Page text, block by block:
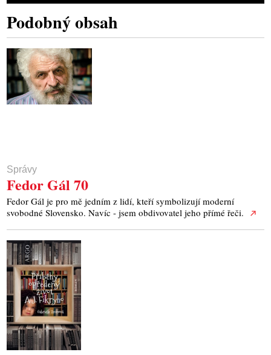
Podobný obsah
Správy
Fedor Gál 70
Fedor Gál je pro mě jedním z lidí, kteří symbolizují moderní
svobodné Slovensko. Navíc - jsem obdivovatel jeho přímé řeči.